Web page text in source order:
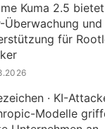
Kuma 2.5
Überwachung und
für
· KI-
Modelle